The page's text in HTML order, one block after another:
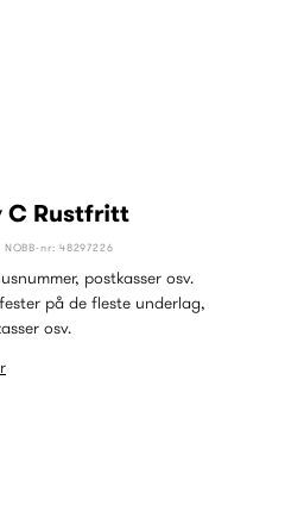
C Rustfritt
NOBB-nr: 48297226
postkasser osv.
på de fleste underlag,
osv.